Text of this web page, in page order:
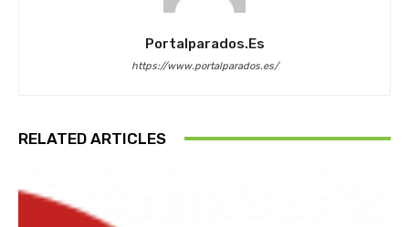
Portalparados.es
https://www.portalparados.es/
RELATED ARTICLES